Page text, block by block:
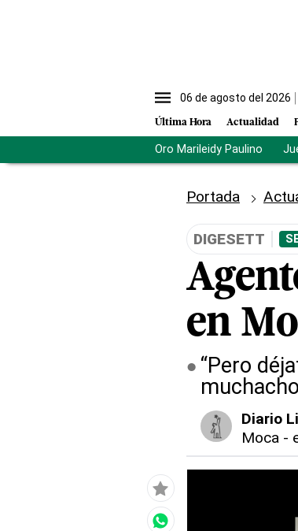
06 de agosto del 2026
Última Hora Actualidad
Oro Marileidy Paulino
Portada
DIGESETT
en
“Pero
Diario
Moca -